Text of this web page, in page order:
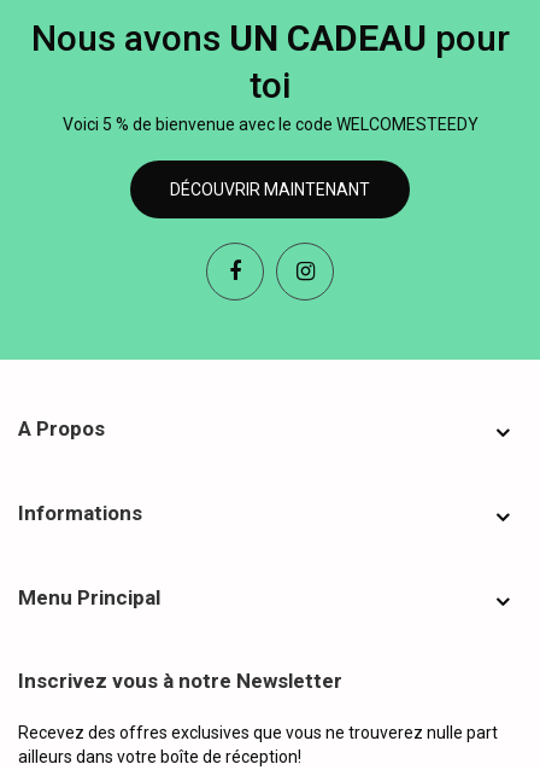
Nous avons UN CADEAU pour
toi
Voici 5 % de bienvenue avec le code WELCOMESTEEDY
DÉCOUVRIR MAINTENANT
A Propos
Informations
Menu Principal
Inscrivez vous à notre Newsletter
Recevez des offres exclusives que vous ne trouverez nulle part
ailleurs dans votre boîte de réception!